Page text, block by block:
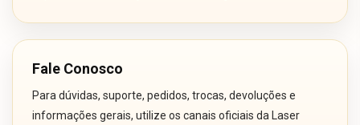
Fale Conosco
Para dúvidas, suporte, pedidos, trocas, devoluções e
informações gerais, utilize os canais oficiais da Laser